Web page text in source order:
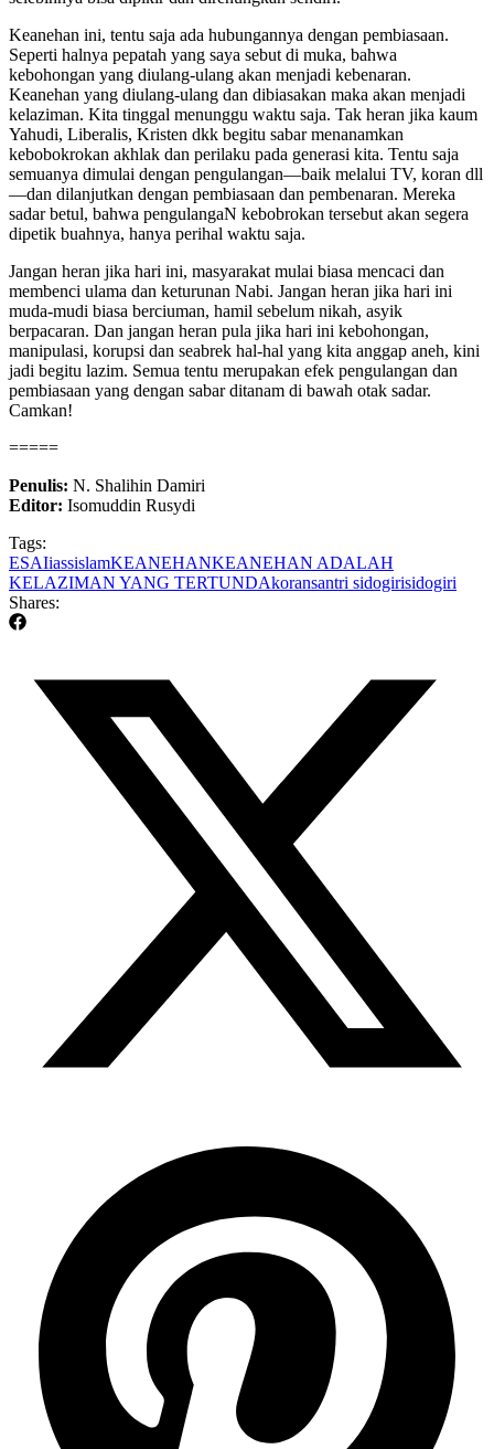
Keanehan ini, tentu saja ada hubungannya dengan pembiasaan.
Seperti halnya pepatah yang saya sebut di muka, bahwa
kebohongan yang diulang-ulang akan menjadi kebenaran.
Keanehan yang diulang-ulang dan dibiasakan maka akan menjadi
kelaziman. Kita tinggal menunggu waktu saja. Tak heran jika kaum
Yahudi, Liberalis, Kristen dkk begitu sabar menanamkan
kebobokrokan akhlak dan perilaku pada generasi kita. Tentu saja
semuanya dimulai dengan pengulangan—baik melalui TV, koran dll
—dan dilanjutkan dengan pembiasaan dan pembenaran. Mereka
sadar betul, bahwa pengulangaN kebobrokan tersebut akan segera
dipetik buahnya, hanya perihal waktu saja.
Jangan heran jika hari ini, masyarakat mulai biasa mencaci dan
membenci ulama dan keturunan Nabi. Jangan heran jika hari ini
muda-mudi biasa berciuman, hamil sebelum nikah, asyik
berpacaran. Dan jangan heran pula jika hari ini kebohongan,
manipulasi, korupsi dan seabrek hal-hal yang kita anggap aneh, kini
jadi begitu lazim. Semua tentu merupakan efek pengulangan dan
pembiasaan yang dengan sabar ditanam di bawah otak sadar.
Camkan!
=====
Penulis: N. Shalihin Damiri
Editor: Isomuddin Rusydi
Tags:
ESAIiassislamKEANEHANKEANEHAN ADALAH
KELAZIMAN YANG TERTUNDAkoransantri sidogirisidogiri
Shares: